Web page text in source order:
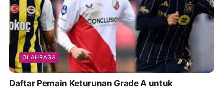
OLAHRAGA
Daftar Pemain Keturunan Grade A untuk